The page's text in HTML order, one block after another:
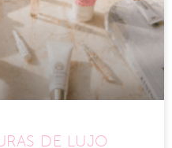
DE LUJO